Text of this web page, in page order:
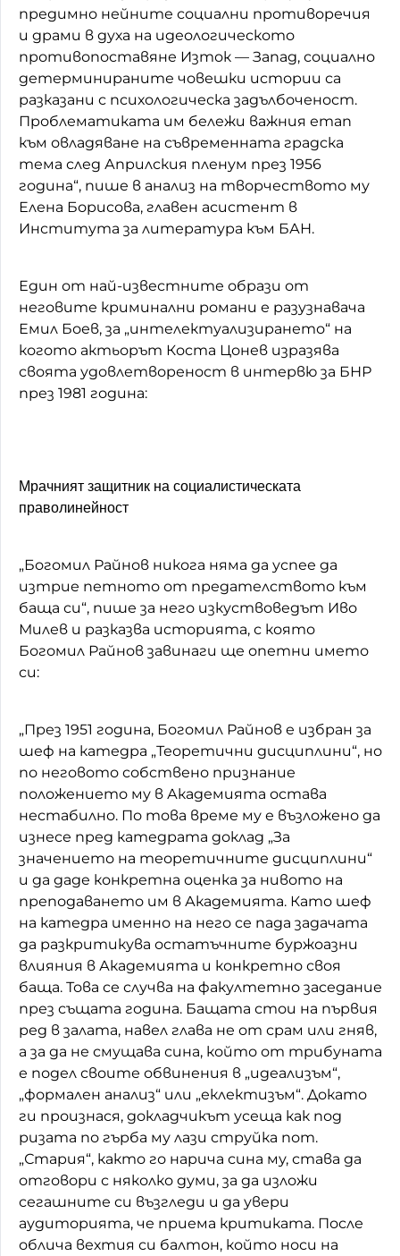
предимно нейните социални противоречия
и драми в духа на идеологическото
противопоставяне Изток — Запад, социално
детерминираните човешки истории са
разказани с психологическа задълбоченост.
Проблематиката им бележи важния етап
към овладяване на съвременната градска
тема след Априлския пленум през 1956
година“, пише в анализ на творчеството му
Елена Борисова, главен асистент в
Института за литература към БАН.
Един от най-известните образи от
неговите криминални романи е разузнавача
Емил Боев, за „интелектуализирането“ на
когото актьорът Коста Цонев изразява
своята удовлетвореност в интервю за БНР
през 1981 година:
Мрачният защитник на социалистическата
праволинейност
„Богомил Райнов никога няма да успее да
изтрие петното от предателството към
баща си“, пише за него изкуствоведът Иво
Милев и разказва историята, с която
Богомил Райнов завинаги ще опетни името
си:
„През 1951 година, Богомил Райнов е избран за
шеф на катедра „Теоретични дисциплини“, но
по неговото собствено признание
положението му в Академията остава
нестабилно. По това време му е възложено да
изнесе пред катедрата доклад „За
значението на теоретичните дисциплини“
и да даде конкретна оценка за нивото на
преподаването им в Академията. Като шеф
на катедра именно на него се пада задачата
да разкритикува остатъчните буржоазни
влияния в Академията и конкретно своя
баща. Това се случва на факултетно заседание
през същата година. Бащата стои на първия
ред в залата, навел глава не от срам или гняв,
а за да не смущава сина, който от трибуната
е подел своите обвинения в „идеализъм“,
„формален анализ“ или „еклектизъм“. Докато
ги произнася, докладчикът усеща как под
ризата по гърба му лази струйка пот.
„Стария“, както го нарича сина му, става да
отговори с няколко думи, за да изложи
сегашните си възгледи и да увери
аудиторията, че приема критиката. После
облича вехтия си балтон, който носи на